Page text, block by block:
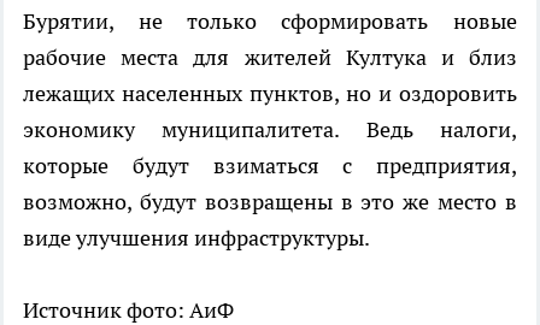
Бурятии, не только сформировать новые
рабочие места для жителей Култука и близ
лежащих населенных пунктов, но и оздоровить
экономику муниципалитета. Ведь налоги,
которые будут взиматься с предприятия,
возможно, будут возвращены в это же место в
виде улучшения инфраструктуры.
Источник фото: АиФ